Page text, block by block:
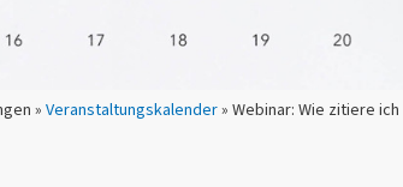
» Veranstaltungskalender» Webinar: Wie zitiere ich